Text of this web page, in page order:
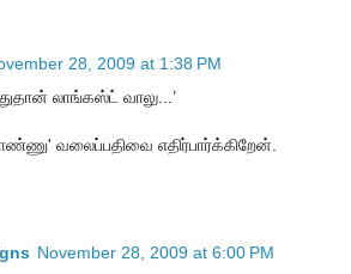
28, 2009 at 1:38 PM
லாங்கஸ்ட் வாலு...’
வலைப்பதிவை எதிர்பார்க்கி​றேன்.
November 28, 2009 at 6:00 PM